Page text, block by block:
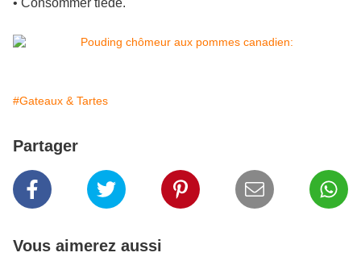
• Consommer tiède.
#Gateaux & Tartes
Partager
Vous aimerez aussi